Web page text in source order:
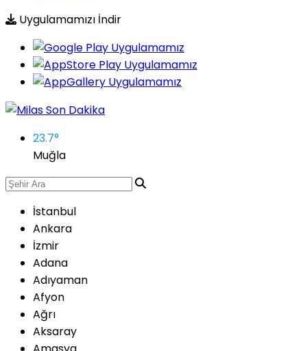
Uygulamamızı İndir
23.7°
Muğla
İstanbul
Ankara
İzmir
Adana
Adıyaman
Afyon
Ağrı
Aksaray